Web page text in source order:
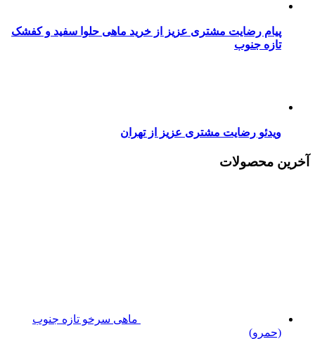
پیام رضایت مشتری عزیز از خرید ماهی حلوا سفید و کفشک
تازه جنوب
ویدئو رضایت مشتری عزیز از تهران
آخرین محصولات
ماهی سرخو تازه جنوب
(حمرو)